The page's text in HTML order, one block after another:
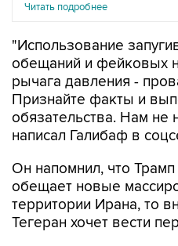
Читать подробнее
"Использование
обещаний и фейковых
рычага давления -
Признайте факты и
обязательства. Нам не
написал Галибаф в
Он напомнил, что
обещает новые
территории Ирана, то
Тегеран хочет вести